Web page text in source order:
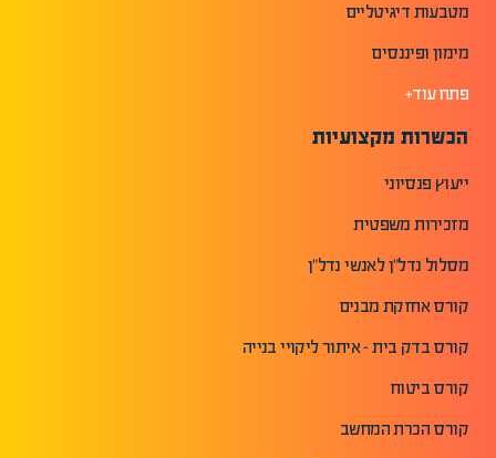
מטבעות דיגיטליים
מימון ופיננסים
פתח עוד+
הכשרות מקצועיות
ייעוץ פנסיוני
מזכירות משפטית
מסלול נדל"ן לאנשי נדל"ן
קורס אחזקת מבנים
קורס בדק בית - איתור ליקויי בנייה
קורס ביטוח
קורס הכרת המחשב